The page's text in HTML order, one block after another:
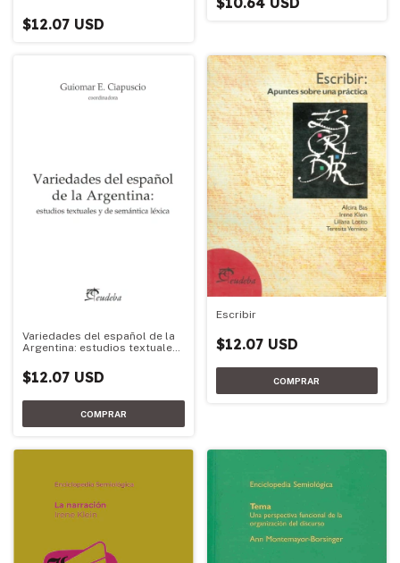
$12.07 USD
Variedades del español de la
Argentina: estudios textuales
$12.07 USD
Escribir
$12.07 USD